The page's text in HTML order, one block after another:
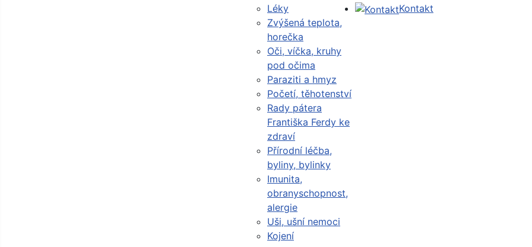
Léky
Zvýšená teplota,
horečka
Oči, víčka, kruhy
pod očima
Paraziti a hmyz
Početí, těhotenství
Rady pátera
Františka Ferdy ke
zdraví
Přírodní léčba,
byliny, bylinky
Imunita,
obranyschopnost,
alergie
Uši, ušní nemoci
Kojení
Kontakt